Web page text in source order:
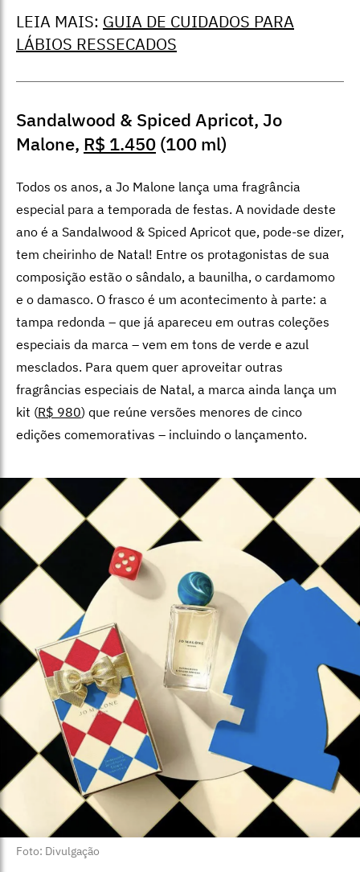
LEIA MAIS: GUIA DE CUIDADOS PARA
LÁBIOS RESSECADOS
Sandalwood & Spiced Apricot, Jo
Malone, R$ 1.450 (100 ml)
Todos os anos, a Jo Malone lança uma fragrância
especial para a temporada de festas. A novidade deste
ano é a Sandalwood & Spiced Apricot que, pode-se dizer,
tem cheirinho de Natal! Entre os protagonistas de sua
composição estão o sândalo, a baunilha, o cardamomo
e o damasco. O frasco é um acontecimento à parte: a
tampa redonda – que já apareceu em outras coleções
especiais da marca – vem em tons de verde e azul
mesclados. Para quem quer aproveitar outras
fragrâncias especiais de Natal, a marca ainda lança um
kit (R$ 980) que reúne versões menores de cinco
edições comemorativas – incluindo o lançamento.
Foto: Divulgação